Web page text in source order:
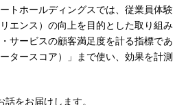
トホールディングスでは、従業員体験
エンス）の向上を目的とした取り組み
サービスの顧客満足度を計る指標であ
タースコア）」まで使い、効果を計測
をお届けします。